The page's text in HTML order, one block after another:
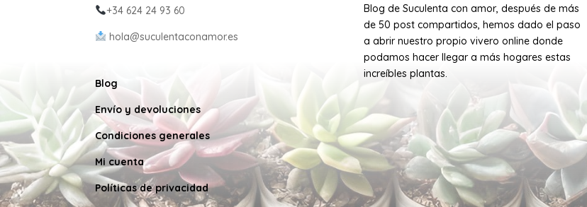
+34 624 24 93 60
hola@suculentaconamor.es
Blog
Envío y devoluciones
Condiciones generales
Mi cuenta
Políticas de privacidad
Blog de Suculenta con amor, después de más
de 50 post compartidos, hemos dado el paso
a abrir nuestro propio vivero online donde
podamos hacer llegar a más hogares estas
increíbles plantas.